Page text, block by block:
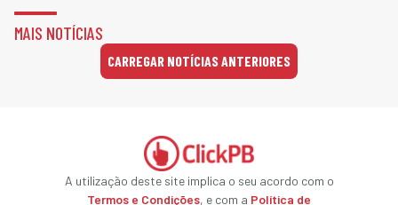
MAIS NOTÍCIAS
CARREGAR NOTÍCIAS ANTERIORES
A utilização deste site implica o seu acordo com o
Termos e Condições, e com a Política de